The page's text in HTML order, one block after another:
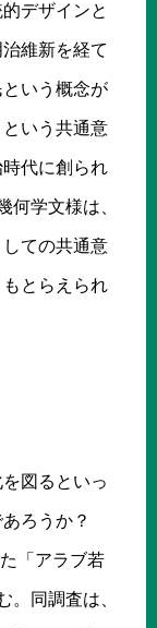
デザインと
維新を経て
いう概念が
いう共通意
代に創られ
何学文様は、
ての共通意
とらえられ
図るといっ
ろうか？
「アラブ若
。同調査は、